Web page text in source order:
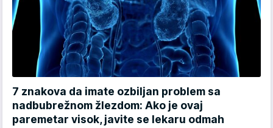
7 znakova da imate ozbiljan problem sa
nadbubrežnom žlezdom: Ako je ovaj
paremetar visok, javite se lekaru odmah